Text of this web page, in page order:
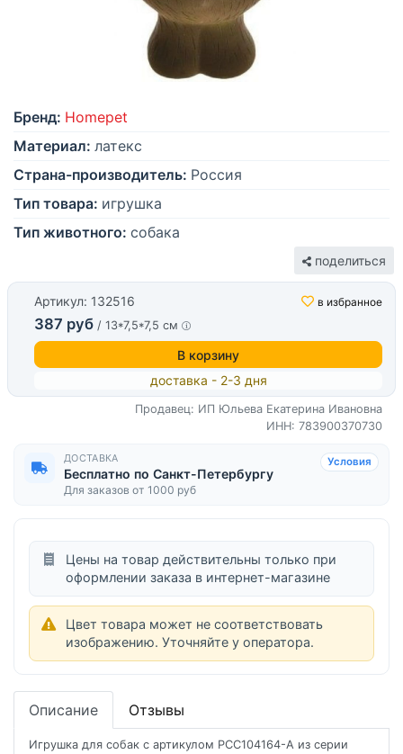
Бренд: Homepet
Материал: латекс
Страна-производитель: Россия
Тип товара: игрушка
Тип животного: собака
поделиться
Артикул: 132516 в избранное
387 руб / 13*7,5*7,5 см
В корзину
доставка - 2-3 дня
Продавец: ИП Юльева Екатерина Ивановна
ИНН: 783900370730
ДОСТАВКА
Бесплатно по Санкт-Петербургу
Для заказов от 1000 руб
Условия
Цены на товар действительны только при
оформлении заказа в интернет-магазине
Цвет товара может не соответствовать
изображению. Уточняйте у оператора.
Описание Отзывы
Игрушка для собак с артикулом PCC104164-A из серии